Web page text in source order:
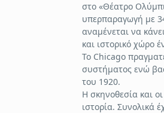
στο «Θέατρο
υπερπαραγωγή με
αναμένεται να
και ιστορικό χώρο
Το Chicago
συστήματος ενώ
του 1920.
Η σκηνοθεσία και
ιστορία. Συνολικά